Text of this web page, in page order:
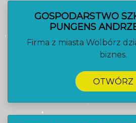
GOSPODARSTWO
PUNGENS
Firma z miasta Wolbórz
biznes.
OTWÓRZ